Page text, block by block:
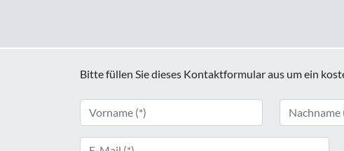
Bitte füllen Sie dieses Kontaktformular aus um ein